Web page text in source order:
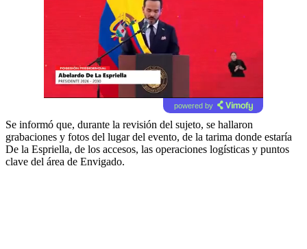
powered by
Se informó que, durante la revisión del sujeto, se hallaron
grabaciones y fotos del lugar del evento, de la tarima donde estaría
De la Espriella, de los accesos, las operaciones logísticas y puntos
clave del área de Envigado.